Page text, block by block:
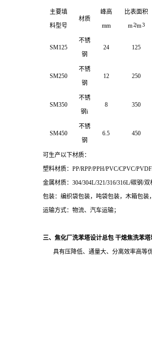
主要填
料型号
材质
峰高
mm
比表面积
m2/m3
SM125
不锈
钢
24 125
SM250
不锈
钢
12 250
SM350
不锈
钢i
8 350
SM450
不锈
钢
6.5 450
可生产以下材质：
塑料材质：PP/RPP/PPH/PVC/CPVC/
金属材质：304/304L/321/316/316L/碳钢/
包装：编织袋包装，吨袋包装，木箱包
运输方式：物流、汽车运输；
三、 焦化厂洗苯塔设计总包 干熄焦洗苯
具有压降低、通量大、分离效率高等